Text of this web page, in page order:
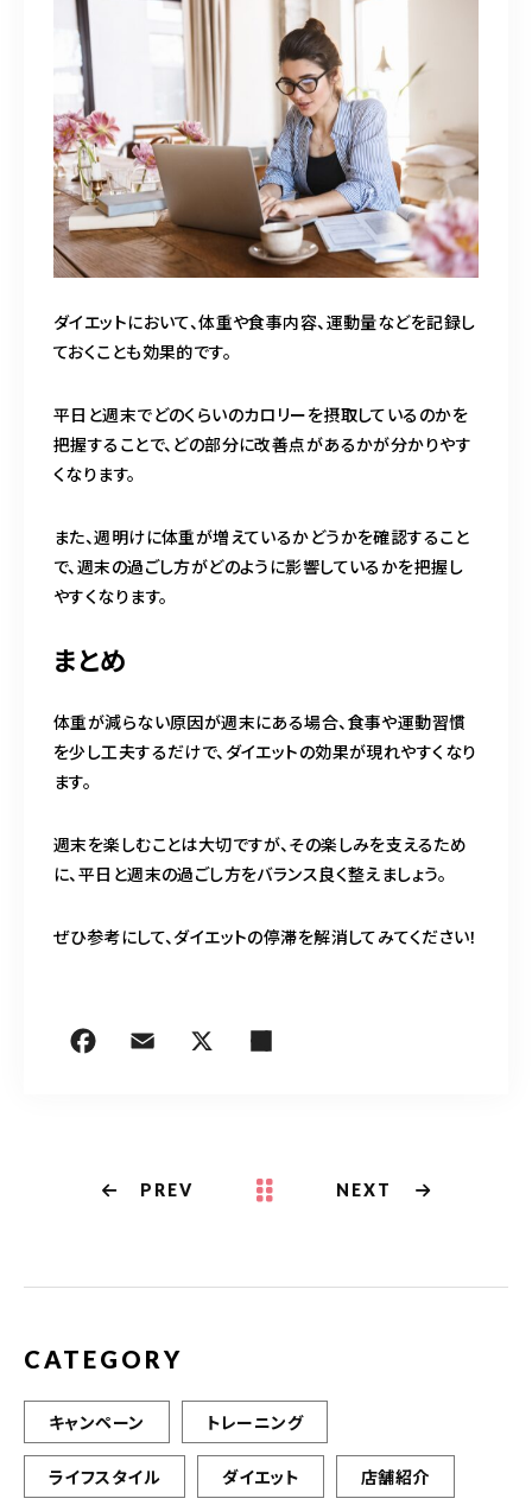
ダイエットにおいて、体重や食事内容、運動量などを記録し
ておくことも効果的です。
平日と週末でどのくらいのカロリーを摂取しているのかを
把握することで、どの部分に改善点があるかが分かりやす
くなります。
また、週明けに体重が増えているかどうかを確認すること
で、週末の過ごし方がどのように影響しているかを把握し
やすくなります。
まとめ
体重が減らない原因が週末にある場合、食事や運動習慣
を少し工夫するだけで、ダイエットの効果が現れやすくなり
ます。
週末を楽しむことは大切ですが、その楽しみを支えるため
に、平日と週末の過ごし方をバランス良く整えましょう。
ぜひ参考にして、ダイエットの停滞を解消してみてください！
PREV NEXT
CATEGORY
キャンペーン トレーニング
ライフスタイル ダイエット 店舗紹介